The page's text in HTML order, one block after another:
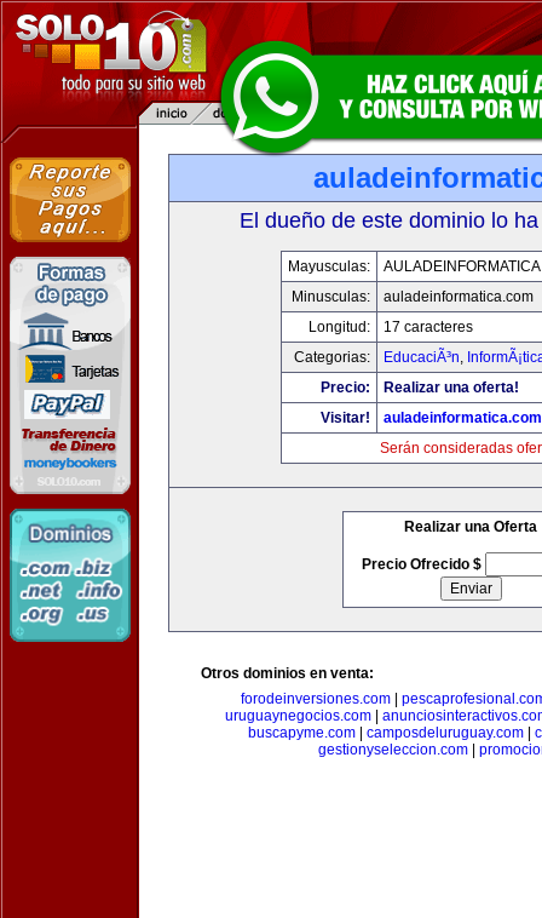
El dueño de este dominio lo
Mayusculas:
Minusculas:
auladeinformatica.com
Longitud:
17 caracteres
Categorias:
EducaciÃ³n,
Precio:
Realizar una oferta!
Visitar!
auladeinformatica.com
Serán consideradas
Realizar una Oferta
Precio Ofrecido $
Otros dominios en venta:
forodeinversiones.com
uruguaynegocios.com|
buscapyme.com
camposdeluruguay.com
gestionyseleccion.com|